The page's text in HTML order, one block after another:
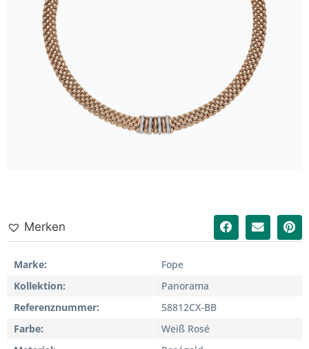
Merken
Marke
Fope
Kollektion
Panorama
Referenznummer
58812CX-BB
Farbe
Weiß Rosé